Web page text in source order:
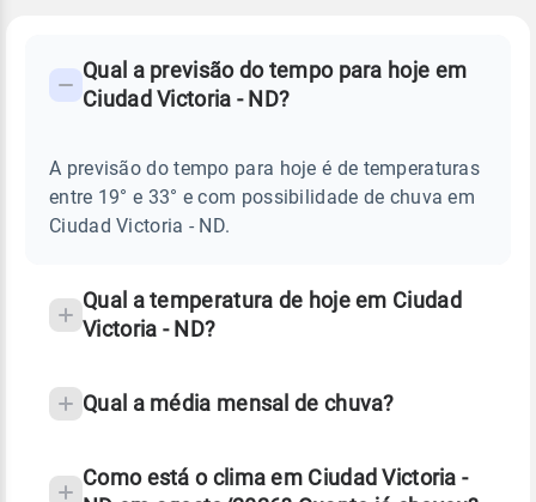
TEMPO
VICTORIA
Perguntas
sobre
chuva
Qual a previsão do tempo para hoje em
Ciudad Victoria - ND?
A previsão do tempo para hoje é de temperaturas
entre 19° e 33° e com possibilidade de chuva em
Ciudad Victoria - ND.
Qual a temperatura de hoje em Ciudad
Victoria - ND?
Qual a média mensal de chuva?
Como está o clima em Ciudad Victoria -